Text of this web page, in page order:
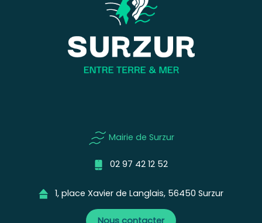
Mairie de Surzur
02 97 42 12 52
1, place Xavier de Langlais, 56450 Surzur